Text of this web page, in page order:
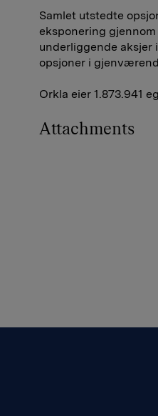
Samlet utstedte
eksponering
underliggende aksjer
opsjoner i
Orkla eier 1.873.941
Attachments